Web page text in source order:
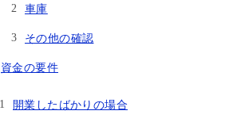
車庫
その他の確認
資金の要件
開業したばかりの場合